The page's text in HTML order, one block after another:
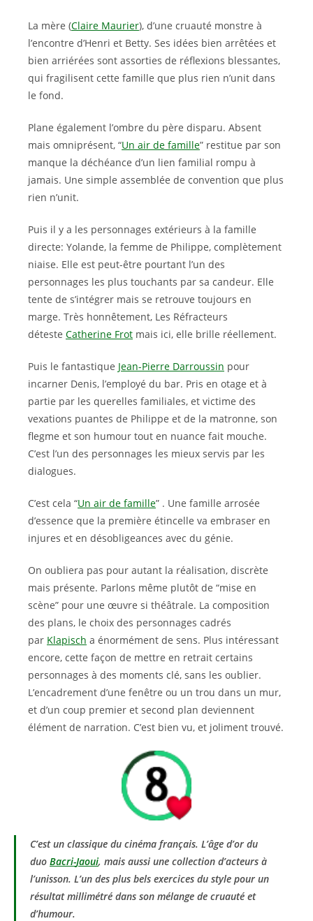
La mère (Claire Maurier), d’une cruauté monstre à
l’encontre d’Henri et Betty. Ses idées bien arrêtées et
bien arriérées sont assorties de réflexions blessantes,
qui fragilisent cette famille que plus rien n’unit dans
le fond.
Plane également l’ombre du père disparu. Absent
mais omniprésent, “Un air de famille” restitue par son
manque la déchéance d’un lien familial rompu à
jamais. Une simple assemblée de convention que plus
rien n’unit.
Puis il y a les personnages extérieurs à la famille
directe: Yolande, la femme de Philippe, complètement
niaise. Elle est peut-être pourtant l’un des
personnages les plus touchants par sa candeur. Elle
tente de s’intégrer mais se retrouve toujours en
marge. Très honnêtement, Les Réfracteurs
déteste Catherine Frot mais ici, elle brille réellement.
Puis le fantastique Jean-Pierre Darroussin pour
incarner Denis, l’employé du bar. Pris en otage et à
partie par les querelles familiales, et victime des
vexations puantes de Philippe et de la matronne, son
flegme et son humour tout en nuance fait mouche.
C’est l’un des personnages les mieux servis par les
dialogues.
C’est cela “Un air de famille” . Une famille arrosée
d’essence que la première étincelle va embraser en
injures et en désobligeances avec du génie.
On oubliera pas pour autant la réalisation, discrète
mais présente. Parlons même plutôt de “mise en
scène” pour une œuvre si théâtrale. La composition
des plans, le choix des personnages cadrés
par Klapisch a énormément de sens. Plus intéressant
encore, cette façon de mettre en retrait certains
personnages à des moments clé, sans les oublier.
L’encadrement d’une fenêtre ou un trou dans un mur,
et d’un coup premier et second plan deviennent
élément de narration. C’est bien vu, et joliment trouvé.
C’est un classique du cinéma français. L’âge d’or du
duo Bacri-Jaoui, mais aussi une collection d’acteurs à
l’unisson. L’un des plus bels exercices du style pour un
résultat millimétré dans son mélange de cruauté et
d’humour.